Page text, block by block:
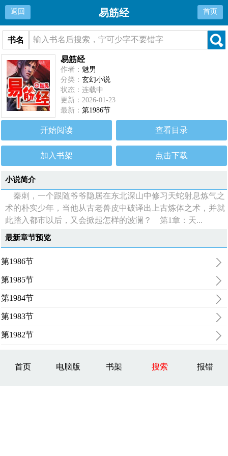
返回 易筋经 首页
书名
易筋经
作者： 魅男
分类：玄幻小说
状态：连载中
更新：2026-01-23
最新：第1986节
开始阅读 查看目录
加入书架 点击下载
小说简介
秦刺，一个跟随爷爷隐居在东北深山中修习天蛇射息炼气之
术的朴实少年，当他从古老兽皮中破译出上古炼体之术，并就
此踏入都市以后，又会掀起怎样的波澜？ 第1章：天...
最新章节预览
第1986节
第1985节
第1984节
第1983节
第1982节
首页 电脑版 书架 搜索 报错